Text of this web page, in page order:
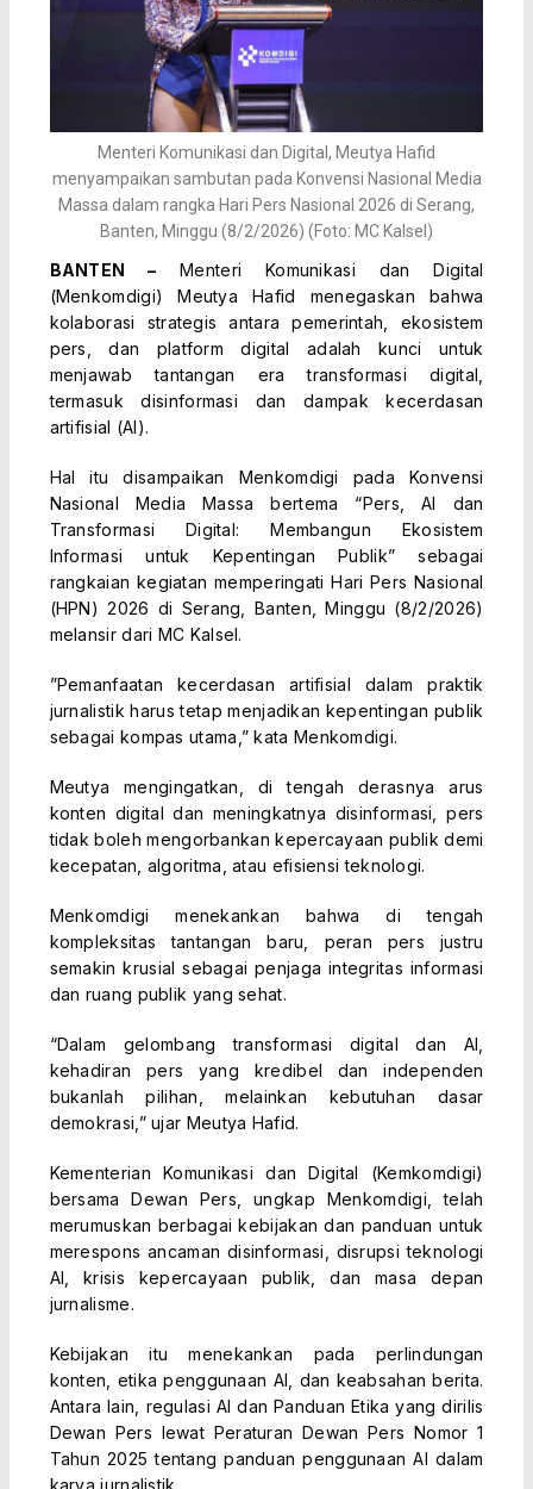
Menteri Komunikasi dan Digital, Meutya Hafid
menyampaikan sambutan pada Konvensi Nasional Media
Massa dalam rangka Hari Pers Nasional 2026 di Serang,
Banten, Minggu (8/2/2026) (Foto: MC Kalsel)
BANTEN – Menteri Komunikasi dan Digital
(Menkomdigi) Meutya Hafid menegaskan bahwa
kolaborasi strategis antara pemerintah, ekosistem
pers, dan platform digital adalah kunci untuk
menjawab tantangan era transformasi digital,
termasuk disinformasi dan dampak kecerdasan
artifisial (AI).
Hal itu disampaikan Menkomdigi pada Konvensi
Nasional Media Massa bertema “Pers, AI dan
Transformasi Digital: Membangun Ekosistem
Informasi untuk Kepentingan Publik” sebagai
rangkaian kegiatan memperingati Hari Pers Nasional
(HPN) 2026 di Serang, Banten, Minggu (8/2/2026)
melansir dari MC Kalsel.
”Pemanfaatan kecerdasan artifisial dalam praktik
jurnalistik harus tetap menjadikan kepentingan publik
sebagai kompas utama,” kata Menkomdigi.
Meutya mengingatkan, di tengah derasnya arus
konten digital dan meningkatnya disinformasi, pers
tidak boleh mengorbankan kepercayaan publik demi
kecepatan, algoritma, atau efisiensi teknologi.
Menkomdigi menekankan bahwa di tengah
kompleksitas tantangan baru, peran pers justru
semakin krusial sebagai penjaga integritas informasi
dan ruang publik yang sehat.
“Dalam gelombang transformasi digital dan AI,
kehadiran pers yang kredibel dan independen
bukanlah pilihan, melainkan kebutuhan dasar
demokrasi,” ujar Meutya Hafid.
Kementerian Komunikasi dan Digital (Kemkomdigi)
bersama Dewan Pers, ungkap Menkomdigi, telah
merumuskan berbagai kebijakan dan panduan untuk
merespons ancaman disinformasi, disrupsi teknologi
AI, krisis kepercayaan publik, dan masa depan
jurnalisme.
Kebijakan itu menekankan pada perlindungan
konten, etika penggunaan AI, dan keabsahan berita.
Antara lain, regulasi AI dan Panduan Etika yang dirilis
Dewan Pers lewat Peraturan Dewan Pers Nomor 1
Tahun 2025 tentang panduan penggunaan AI dalam
karya jurnalistik.